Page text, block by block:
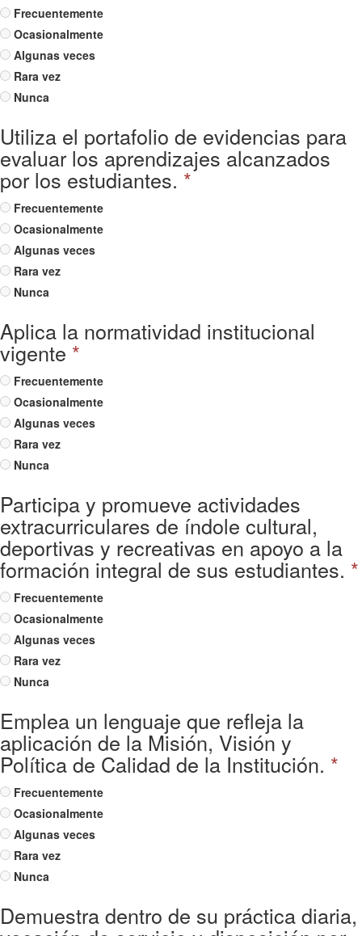
Frecuentemente
Ocasionalmente
Algunas veces
Rara vez
Nunca
Utiliza el portafolio de evidencias para
evaluar los aprendizajes alcanzados
por los estudiantes. *
Frecuentemente
Ocasionalmente
Algunas veces
Rara vez
Nunca
Aplica la normatividad institucional
vigente *
Frecuentemente
Ocasionalmente
Algunas veces
Rara vez
Nunca
Participa y promueve actividades
extracurriculares de índole cultural,
deportivas y recreativas en apoyo a la
formación integral de sus estudiantes. *
Frecuentemente
Ocasionalmente
Algunas veces
Rara vez
Nunca
Emplea un lenguaje que refleja la
aplicación de la Misión, Visión y
Política de Calidad de la Institución. *
Frecuentemente
Ocasionalmente
Algunas veces
Rara vez
Nunca
Demuestra dentro de su práctica diaria,